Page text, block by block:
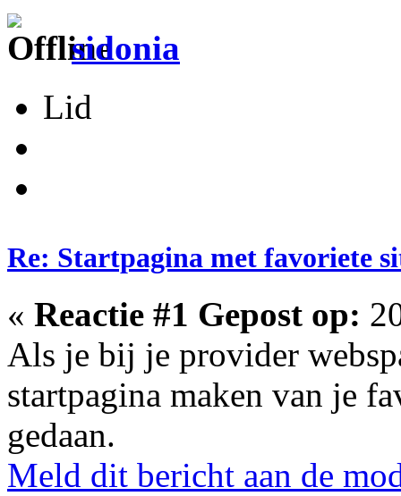
sidonia
Lid
Re: Startpagina met favoriete
« Reactie #1 Gepost op:
Als je bij je provider
startpagina maken van je
gedaan.
Meld dit bericht aan de